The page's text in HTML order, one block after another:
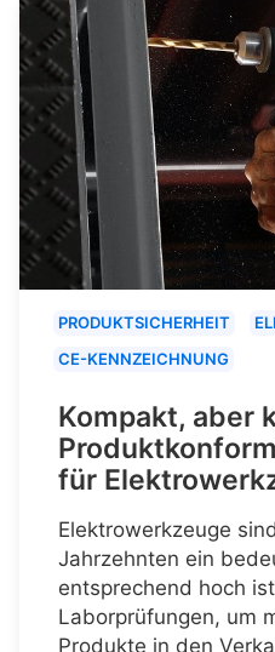
PRODUKTSICHERHEIT
CE-KENNZEICHNUNG
Kompakt, aber
für
Elektrowerkzeuge
Jahrzehnten ein
entsprechend hoch
Laborprüfungen, um
Produkte in den